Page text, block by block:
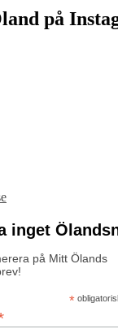
på
inget
på Mitt Ölands
*